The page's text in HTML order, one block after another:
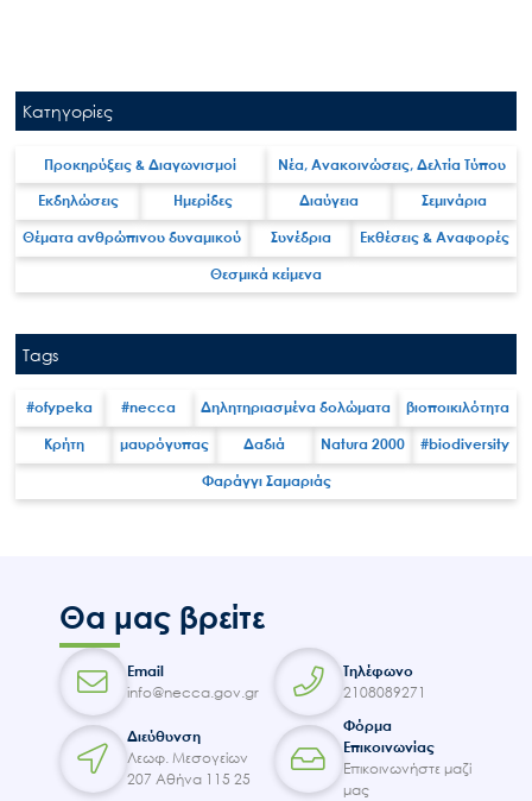
Άξονες δράσης
Έργα
Εισιτήρια
Επικοινωνία
Κατηγορίες
Προκηρύξεις & Διαγωνισμοί Νέα, Ανακοινώσεις, Δελτία Τύπου
Εκδηλώσεις Ημερίδες Διαύγεια Σεμινάρια
Θέματα ανθρώπινου δυναμικού Συνέδρια Εκθέσεις & Αναφορές
Θεσμικά κείμενα
Tags
#ofypeka #necca Δηλητηριασμένα δολώματα βιοποικιλότητα
Κρήτη μαυρόγυπας Δαδιά Natura 2000 #biodiversity
Φαράγγι Σαμαριάς
Θα μας βρείτε
Email
info@necca.gov.gr
Τηλέφωνο
2108089271
Διεύθυνση
Λεωφ. Μεσογείων
207 Αθήνα 115 25
Φόρμα
Επικοινωνίας
Επικοινωνήστε μαζί
μας